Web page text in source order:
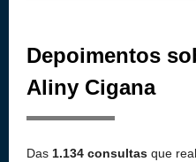
Depoimentos
Aliny Cigana
Das 1.134 consultas que